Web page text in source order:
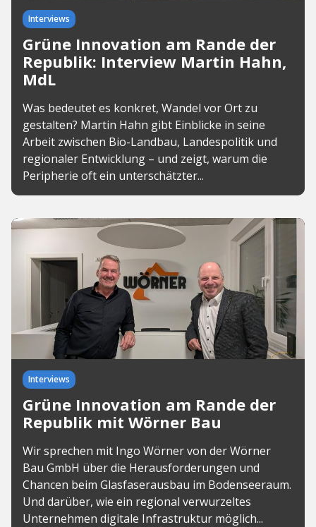
Interviews
Grüne Innovation am Rande der
Republik: Interview Martin Hahn,
MdL
Was bedeutet es konkret, Wandel vor Ort zu
gestalten? Martin Hahn gibt Einblicke in seine
Arbeit zwischen Bio-Landbau, Landespolitik und
regionaler Entwicklung – und zeigt, warum die
Peripherie oft ein unterschätzter...
Interviews
Grüne Innovation am Rande der
Republik mit Wörner Bau
Wir sprechen mit Ingo Wörner von der Wörner
Bau GmbH über die Herausforderungen und
Chancen beim Glasfaserausbau im Bodenseeraum.
Und darüber, wie ein regional verwurzeltes
Unternehmen digitale Infrastruktur möglich...